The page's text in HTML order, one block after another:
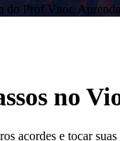
Prof Vitor.
no
acordes e tocar